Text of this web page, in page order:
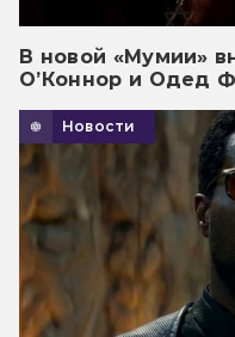
В новой «Мумии»
О’Коннор и Одед
Новости